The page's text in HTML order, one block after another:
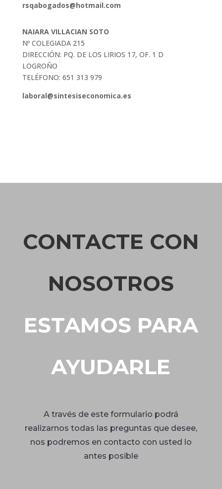
rsqabogados@hotmail.com
NAIARA VILLACIAN SOTO
Nº COLEGIADA 215
DIRECCIÓN: PQ. DE LOS LIRIOS 17, OF. 1 D
LOGROÑO
TELÉFONO: 651 313 979
laboral@sintesiseconomica.es
CONTACTE CON
NOSOTROS
ESTAMOS PARA
AYUDARLE
A través de este formulario podrá
realizarnos todas las preguntas que desee,
nos podremos en contacto con usted lo
antes posible